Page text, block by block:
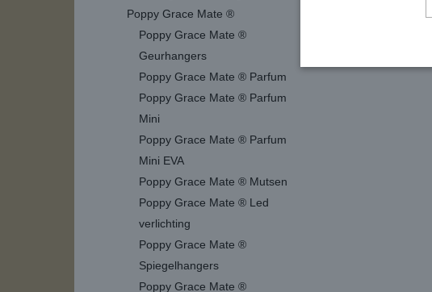
Poppy Grace Mate ®
Poppy Grace Mate ®
Geurhangers
Poppy Grace Mate ® Parfum
Poppy Grace Mate ® Parfum
Mini
Poppy Grace Mate ® Parfum
Mini EVA
Poppy Grace Mate ® Mutsen
Poppy Grace Mate ® Led
verlichting
Poppy Grace Mate ®
Spiegelhangers
Poppy Grace Mate ®